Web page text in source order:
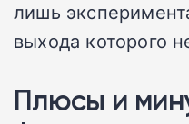
лишь
выхода которого
Плюсы и